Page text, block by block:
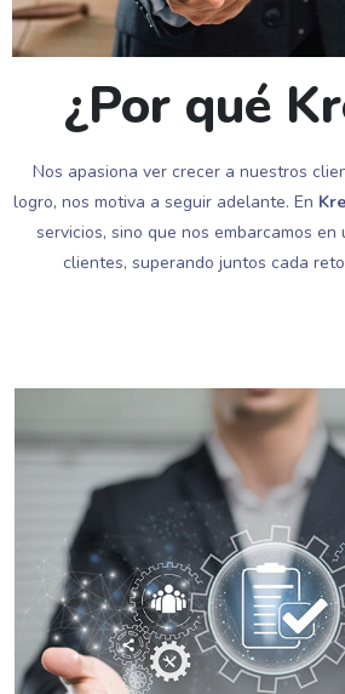
¿Por qué
Nos apasiona ver crecer a nuestros
logro, nos motiva a seguir adelante. En
servicios, sino que nos embarcamos
clientes, superando juntos cada